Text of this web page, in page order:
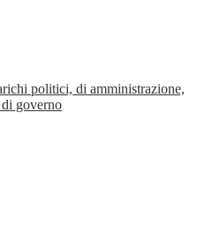
politici, di amministrazione,
governo